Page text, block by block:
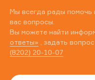
Мы всегда рады помочь
вас вопросы.
Вы можете найти
ответы» , задать
(8202) 20-10-07